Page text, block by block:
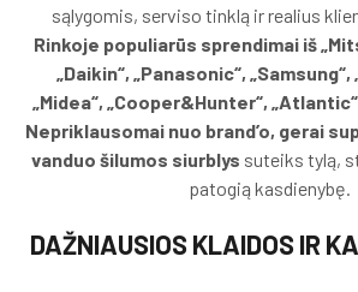
sąlygomis, serviso tinklą ir realius
Rinkoje populiarūs sprendimai iš
„Daikin“, „Panasonic“, „Samsung“,
„Midea“, „Cooper&Hunter“,
Nepriklausomai nuo brand’o, gerai
vanduo šilumos siurblys suteiks tylą,
patogią kasdienybę.
DAŽNIAUSIOS KLAIDOS IR